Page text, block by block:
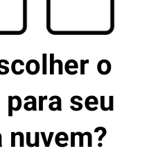
o
seu